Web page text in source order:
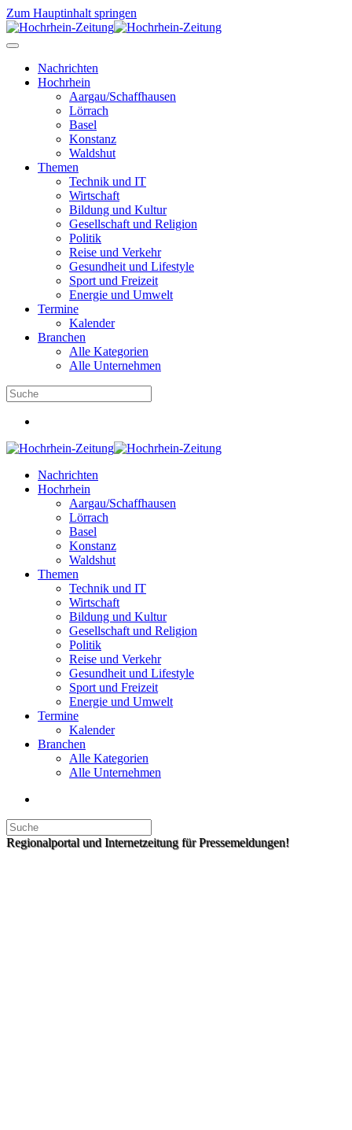
Zum Hauptinhalt springen
Nachrichten
Hochrhein
Aargau/Schaffhausen
Lörrach
Basel
Konstanz
Waldshut
Themen
Technik und IT
Wirtschaft
Bildung und Kultur
Gesellschaft und Religion
Politik
Reise und Verkehr
Gesundheit und Lifestyle
Sport und Freizeit
Energie und Umwelt
Termine
Kalender
Branchen
Alle Kategorien
Alle Unternehmen
Nachrichten
Hochrhein
Aargau/Schaffhausen
Lörrach
Basel
Konstanz
Waldshut
Themen
Technik und IT
Wirtschaft
Bildung und Kultur
Gesellschaft und Religion
Politik
Reise und Verkehr
Gesundheit und Lifestyle
Sport und Freizeit
Energie und Umwelt
Termine
Kalender
Branchen
Alle Kategorien
Alle Unternehmen
Regionalportal und Internetzeitung für Pressemeldungen!